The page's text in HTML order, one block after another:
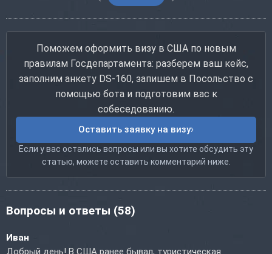
Поможем оформить визу в США по новым
правилам Госдепартамента: разберем ваш кейс,
заполним анкету DS-160, запишем в Посольство с
помощью бота и подготовим вас к
собеседованию.
Оставить заявку на визу
Если у вас остались вопросы или вы хотите обсудить эту
статью, можете оставить комментарий ниже.
Вопросы и ответы (58)
Иван
Добрый день! В США ранее бывал, туристическая